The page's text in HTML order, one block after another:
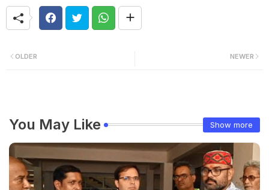
NEWER
OLDER
You May Like Show more